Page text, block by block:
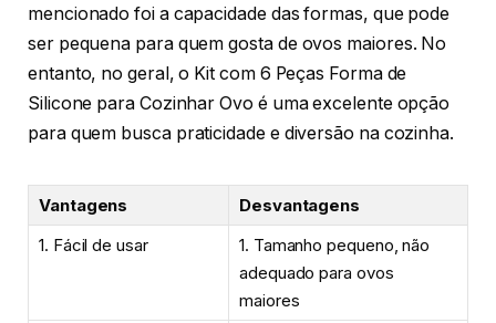
mencionado foi a capacidade das formas, que pode
ser pequena para quem gosta de ovos maiores. No
entanto, no geral, o Kit com 6 Peças Forma de
Silicone para Cozinhar Ovo é uma excelente opção
para quem busca praticidade e diversão na cozinha.
Vantagens
Desvantagens
1. Fácil de usar
1. Tamanho pequeno, não
adequado para ovos
maiores